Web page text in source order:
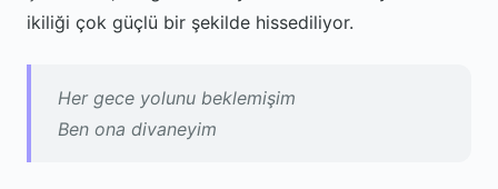
ikiliği çok güçlü bir şekilde hissediliyor.
Her gece yolunu beklemişim
Ben ona divaneyim